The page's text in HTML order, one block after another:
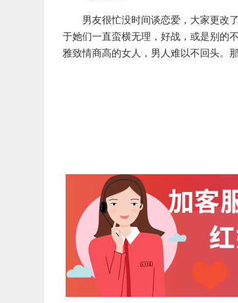
男友很忙没时间谈恋爱，大家更改了
于她们一直蛮横无理，好战，或是别的
雅致情商高的女人，男人难以不回头。